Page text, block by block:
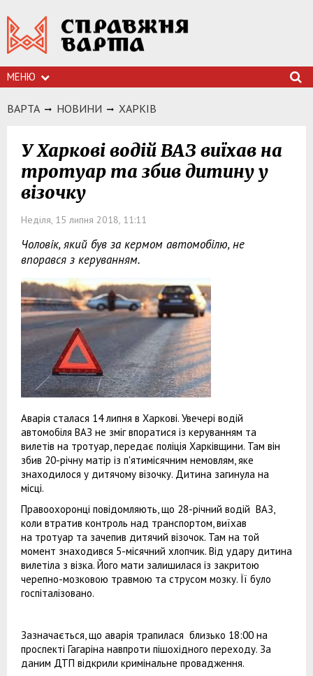
МЕНЮ
ВАРТА НОВИНИ ХАРКIВ
У Харкові водій ВАЗ виїхав на
тротуар та збив дитину у
візочку
Неділя, 15 липня 2018, 11:11
Чоловік, який був за кермом автомобілю, не
впорався з керуванням.
Аварія сталася 14 липня в Харкові. Увечері водій
автомобіля ВАЗ не зміг впоратися із керуванням та
вилетів на тротуар, передає поліція Харківщини. Там він
збив 20-річну матір із п'ятимісячним немовлям, яке
знаходилося у дитячому візочку. Дитина загинула на
місці.
Правоохоронці повідомляють, що 28-річний водій ВАЗ,
коли втратив контроль над транспортом, виїхав
на тротуар та зачепив дитячий візочок. Там на той
момент знаходився 5-місячний хлопчик. Від удару дитина
вилетіла з візка. Його мати залишилася із закритою
черепно-мозковою травмою та струсом мозку. Її було
госпіталізовано.
Зазначається, що аварія трапилася близько 18:00 на
проспекті Гагаріна навпроти пішохідного переходу. За
даним ДТП відкрили кримінальне провадження.